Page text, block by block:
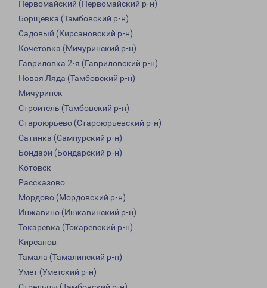
Первомайский (Первомайский р-н)
Борщевка (Тамбовский р-н)
Садовый (Кирсановский р-н)
Кочетовка (Мичуринский р-н)
Гавриловка 2-я (Гавриловский р-н)
Новая Ляда (Тамбовский р-н)
Мичуринск
Строитель (Тамбовский р-н)
Староюрьево (Староюрьевский р-н)
Сатинка (Сампурский р-н)
Бондари (Бондарский р-н)
Котовск
Рассказово
Мордово (Мордовский р-н)
Инжавино (Инжавинский р-н)
Токаревка (Токаревский р-н)
Кирсанов
Тамала (Тамалинский р-н)
Умет (Уметский р-н)